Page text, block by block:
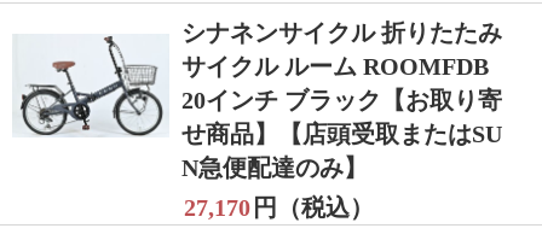
シナネンサイクル 折りたたみ
サイクル ルーム ROOMFDB
20インチ ブラック【お取り寄
せ商品】【店頭受取またはSU
N急便配達のみ】
27,170 円（税込）